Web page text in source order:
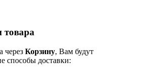
товара
через Корзину, Вам будут
способы доставки: